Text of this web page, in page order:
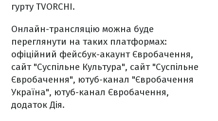
гурту TVORCHI.
Онлайн-трансляцію можна буде
переглянути на таких платформах:
офіційний фейсбук-акаунт Євробачення,
сайт "Суспільне Культура", сайт "Суспільне
Євробачення", ютуб-канал "Євробачення
Україна", ютуб-канал Євробачення,
додаток Дія.